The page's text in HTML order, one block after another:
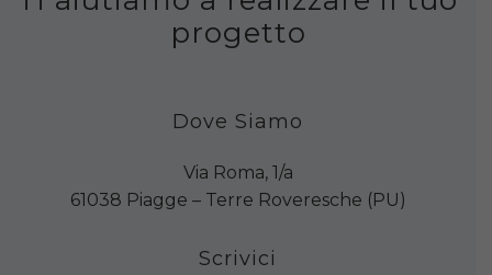
progetto
Dove Siamo
Via Roma, 1/a
61038 Piagge – Terre Roveresche (PU)
Scrivici